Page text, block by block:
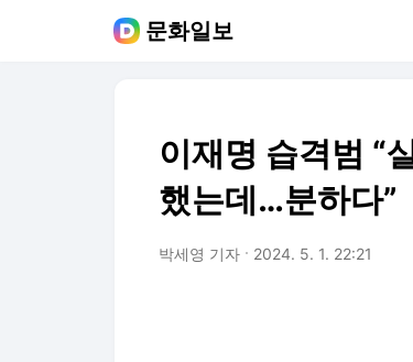
문화일보
이재명 습격범 “
했는데…분하다”
박세영 기자 2024. 5. 1. 22:21